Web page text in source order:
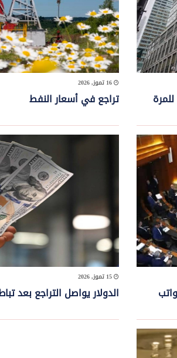
16 تموز, 2026
تراجع في أسعار النفط
15 تموز, 2026
الدولار يواصل التراجع بعد